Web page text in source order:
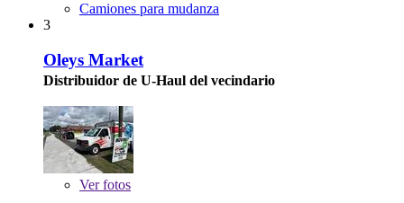
Camiones para mudanza
3
Oleys Market
Distribuidor de U-Haul del vecindario
Verfotos